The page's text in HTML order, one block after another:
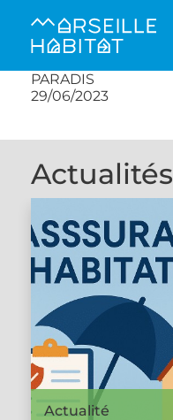
PARADIS
29/06/2023
Actualités
Actualité